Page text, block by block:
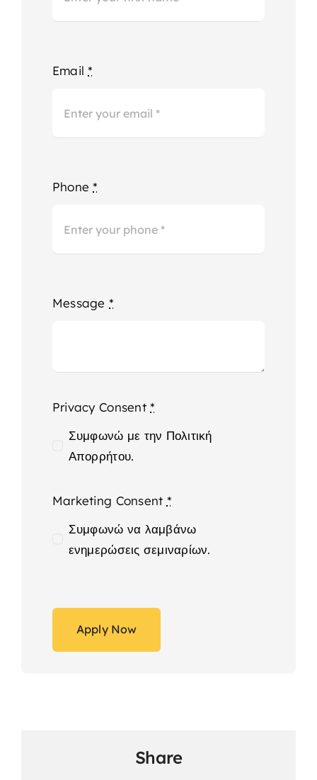
Email*
Phone*
Message *
Privacy Consent*
Συμφωνώ με την Πολιτική
Απορρήτου.
Marketing Consent *
Συμφωνώ να λαμβάνω
ενημερώσεις σεμιναρίων.
Apply Now
Share